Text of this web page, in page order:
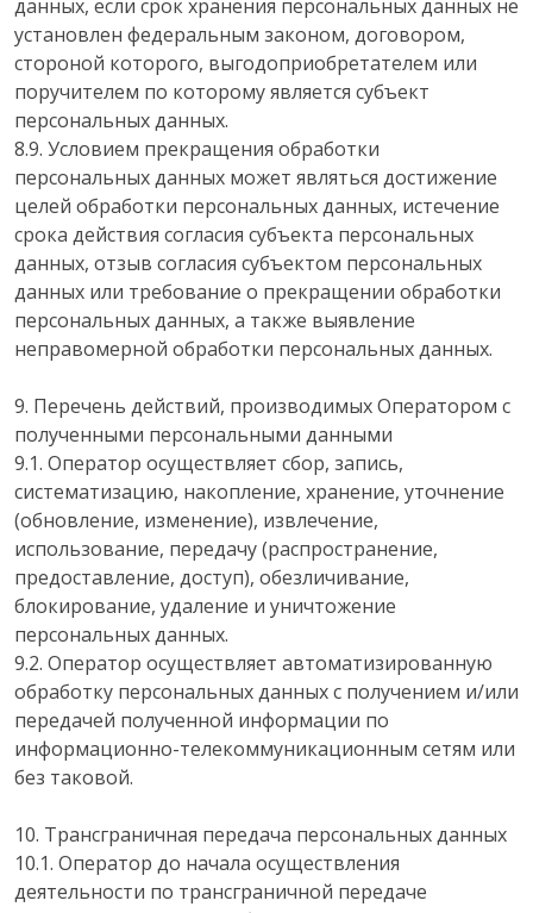
данных, если срок хранения персональных данных не
установлен федеральным законом, договором,
стороной которого, выгодоприобретателем или
поручителем по которому является субъект
персональных данных.
8.9. Условием прекращения обработки
персональных данных может являться достижение
целей обработки персональных данных, истечение
срока действия согласия субъекта персональных
данных, отзыв согласия субъектом персональных
данных или требование о прекращении обработки
персональных данных, а также выявление
неправомерной обработки персональных данных.
9. Перечень действий, производимых Оператором с
полученными персональными данными
9.1. Оператор осуществляет сбор, запись,
систематизацию, накопление, хранение, уточнение
(обновление, изменение), извлечение,
использование, передачу (распространение,
предоставление, доступ), обезличивание,
блокирование, удаление и уничтожение
персональных данных.
9.2. Оператор осуществляет автоматизированную
обработку персональных данных с получением и/или
передачей полученной информации по
информационно-телекоммуникационным сетям или
без таковой.
10. Трансграничная передача персональных данных
10.1. Оператор до начала осуществления
деятельности по трансграничной передаче